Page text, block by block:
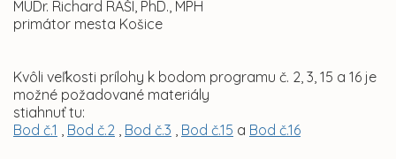
MUDr. Richard RAŠI, PhD., MPH
primátor mesta Košice
Kvôli veľkosti prílohy k bodom programu č. 2, 3, 15 a 16 je
možné požadované materiály
stiahnuť tu:
Bod č.1 , Bod č.2 , Bod č.3 , Bod č.15 a Bod č.16